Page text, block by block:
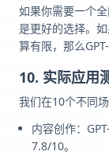
如果你需要一个
是更好的选择。
算有限，那么
10. 实际应用
我们在10个不同
内容创作：
7.8/10。